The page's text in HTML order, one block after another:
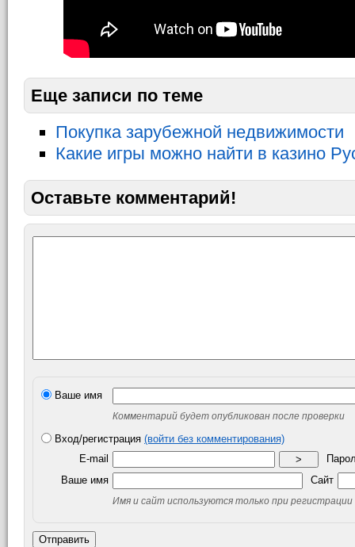
Еще записи по теме
Покупка зарубежной недвижимости
Какие игры можно найти в казино
Оставьте комментарий!
Ваше имя
Комментарий будет опубликован после проверки
Вход/регистрация (войти без комментирования)
E-mail
>
Ваше имя
Сайт
Имя и сайт используются только при регистрации
Отправить